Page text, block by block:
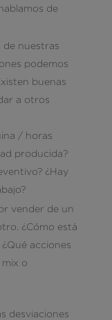
de
de nuestras
podemos
buenas
a otros
/ horas
producida?
¿Hay
vender de un
¿Cómo está
acciones
o
desviaciones